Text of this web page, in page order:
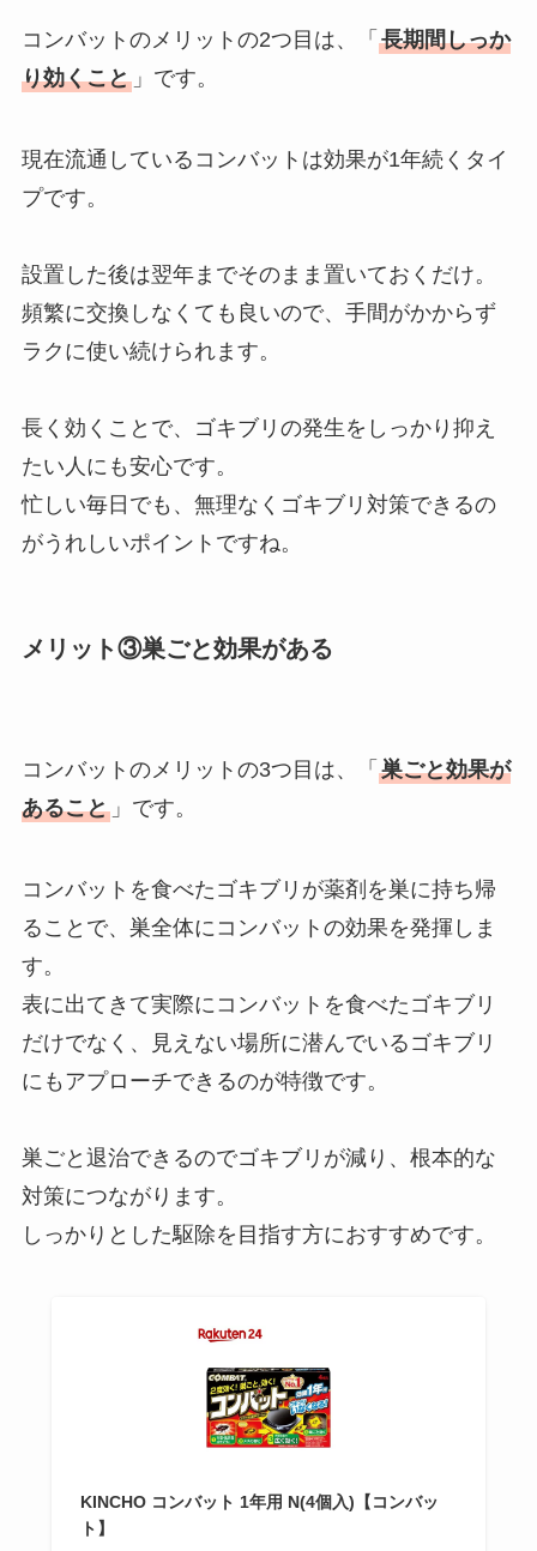
コンバットのメリットの2つ目は、「 長期間しっか
り効くこと」です。
現在流通しているコンバットは効果が1年続くタイ
プです。
設置した後は翌年までそのまま置いておくだけ。
頻繁に交換しなくても良いので、手間がかからず
ラクに使い続けられます。
長く効くことで、ゴキブリの発生をしっかり抑え
たい人にも安心です。
忙しい毎日でも、無理なくゴキブリ対策できるの
がうれしいポイントですね。
メリット③巣ごと効果がある
コンバットのメリットの3つ目は、「 巣ごと効果が
あること」です。
コンバットを食べたゴキブリが薬剤を巣に持ち帰
ることで、巣全体にコンバットの効果を発揮しま
す。
表に出てきて実際にコンバットを食べたゴキブリ
だけでなく、見えない場所に潜んでいるゴキブリ
にもアプローチできるのが特徴です。
巣ごと退治できるのでゴキブリが減り、根本的な
対策につながります。
しっかりとした駆除を目指す方におすすめです。
KINCHO コンバット 1年用 N(4個入)【コンバッ
ト】